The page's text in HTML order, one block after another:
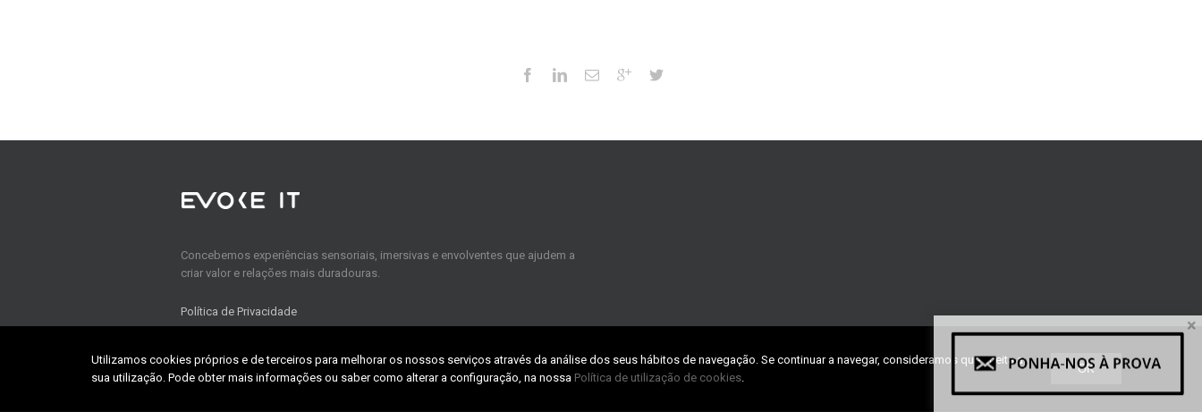
Concebemos experiências sensoriais, imersivas e envolventes que ajudem a
criar valor e relações mais duradouras.
Política de Privacidade
Home CONTACTS
×
Utilizamos cookies próprios e de terceiros para melhorar os nossos serviços através da análise dos seus hábitos de navegação. Se continuar a navegar, consideramos que aceita a
sua utilização. Pode obter mais informações ou saber como alterar a configuração, na nossa Política de utilização de cookies.
OK